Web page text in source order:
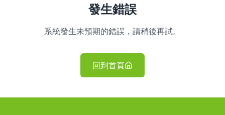
發生錯誤
系統發生未預期的錯誤，請稍後再試。
回到首頁